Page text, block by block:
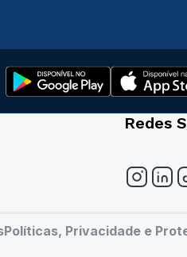
Redes
Políticas, Privacidade e